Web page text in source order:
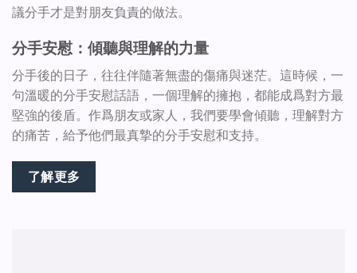
議分手才是對朋友負責的做法。
分手安慰：傾聽與理解的力量
分手後的日子，往往伴隨著無盡的傷痛與迷茫。這時候，一
句溫暖的分手安慰話語，一個理解的擁抱，都能成爲對方最
堅強的後盾。作爲朋友或家人，我們要學會傾聽，理解對方
的痛苦，給予他們最真摯的分手安慰和支持。
了解更多